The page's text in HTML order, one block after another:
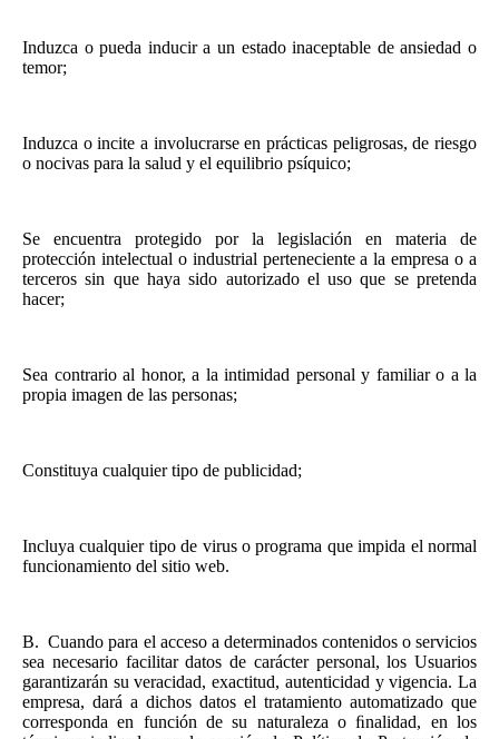
Induzca o pueda inducir a un estado inaceptable de ansiedad o
temor;
Induzca o incite a involucrarse en prácticas peligrosas, de riesgo
o nocivas para la salud y el equilibrio psíquico;
Se encuentra protegido por la legislación en materia de
protección intelectual o industrial perteneciente a la empresa o a
terceros sin que haya sido autorizado el uso que se pretenda
hacer;
Sea contrario al honor, a la intimidad personal y familiar o a la
propia imagen de las personas;
Constituya cualquier tipo de publicidad;
Incluya cualquier tipo de virus o programa que impida el normal
funcionamiento del sitio web.
B. Cuando para el acceso a determinados contenidos o servicios
sea necesario facilitar datos de carácter personal, los Usuarios
garantizarán su veracidad, exactitud, autenticidad y vigencia. La
empresa, dará a dichos datos el tratamiento automatizado que
corresponda en función de su naturaleza o ﬁnalidad, en los